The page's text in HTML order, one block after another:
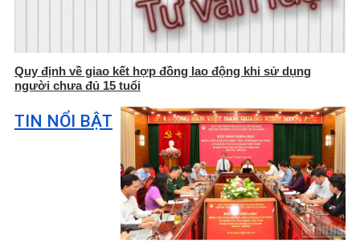
Quy định về giao kết hợp đồng lao động khi sử dụng
người chưa đủ 15 tuổi
TIN NỔI BẬT